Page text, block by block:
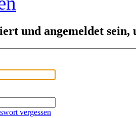
und angemeldet
vergessen